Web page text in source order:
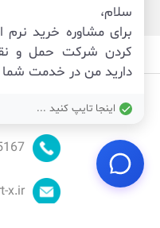
قوانین
x.ir
سلام،
برای مشاوره خرید نرم
کردن شرکت حمل و
دارید من در خدمت
اینجا تایپ کنید ...